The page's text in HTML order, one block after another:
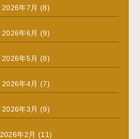
2026年7月 (8)
2026年6月 (9)
2026年5月 (8)
2026年4月 (7)
2026年3月 (9)
2026年2月 (11)